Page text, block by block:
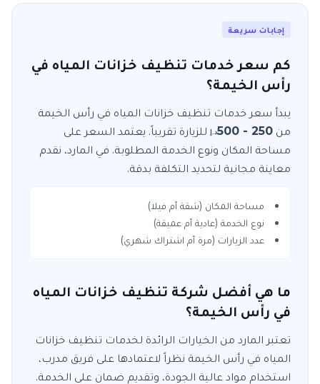
إجابات سريعة
كم سعر خدمات تنظيف خزانات المياه في
رأس الخيمة؟
يبدأ سعر خدمات تنظيف خزانات المياه في رأس الخيمة
من 250 - 500 د.إ للزيارة تقريباً. يعتمد السعر على
مساحة المكان ونوع الخدمة المطلوبة. في المارد، نقدم
معاينة مجانية لتحديد التكلفة بدقة.
مساحة المكان (شقة أم فيلا)
نوع الخدمة (عادية أم عميقة)
عدد الزيارات (مرة أم اشتراك شهري)
ما هي أفضل شركة تنظيف خزانات المياه
في رأس الخيمة؟
تعتبر المارد من الخيارات الرائدة لخدمات تنظيف خزانات
المياه في رأس الخيمة نظراً لاعتمادها على فريق مدرب،
استخدام مواد عالية الجودة، وتقديم ضمان على الخدمة.